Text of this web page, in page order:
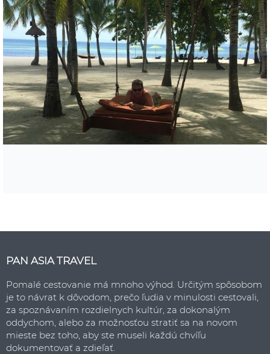
PAN ASIA TRAVEL
Pomalé cestovanie má mnoho výhod. Určitým spôsobom
je to návrat k dôvodom, prečo ľudia v minulosti cestovali,
za spoznávaním rozdielnych kultúr, za dokonalým
oddychom, alebo za možnosťou stratiť sa na novom
mieste bez toho, aby ste museli každú chvíľu
dokumentovať a zdieľať.